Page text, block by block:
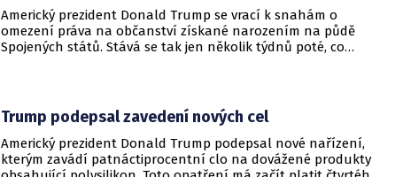
Americký prezident Donald Trump se vrací k snahám o
omezení práva na občanství získané narozením na půdě
Spojených států. Stává se tak jen několik týdnů poté, co
Trump podepsal zavedení nových cel
Americký prezident Donald Trump podepsal nové nařízení,
kterým zavádí patnáctiprocentní clo na dovážené produkty